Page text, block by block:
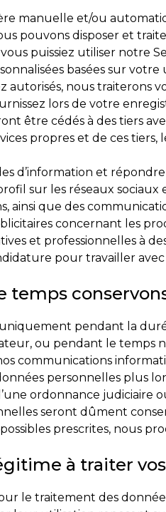
manuelle et/ou
pouvons disposer et
puissiez utiliser notre
basées sur
autorisés, nous traiterons
lors de votre
être cédés à des tiers
propres et de ces
d’information et
sur les réseaux
ainsi que des
concernant les
et professionnelles à
pour travailler avec
temps
pendant la
ou pendant le temps
communications
personnelles plus
ordonnance judiciaire
seront dûment
prescrites, nous
à traiter
le traitement des